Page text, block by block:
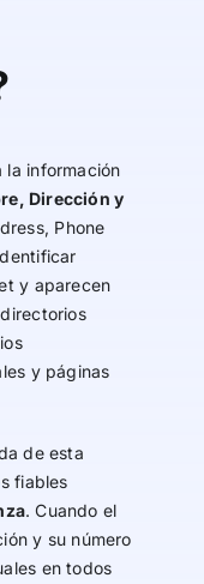
la información
Dirección y
Phone
y aparecen
y páginas
de esta
fiables
. Cuando el
y su número
en todos